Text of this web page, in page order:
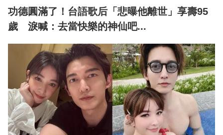
功德圓滿了！台語歌后「悲曝他離世」享壽95
歲 淚喊：去當快樂的神仙吧...